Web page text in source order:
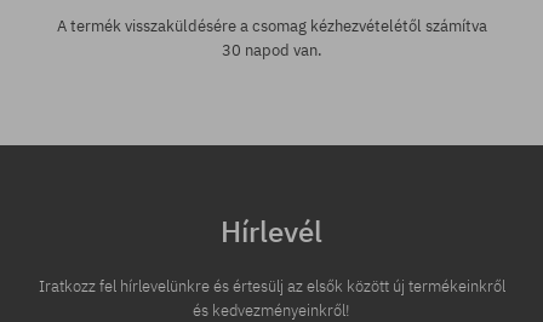
A termék visszaküldésére a csomag kézhezvételétől számítva
30 napod van.
Hírlevél
Iratkozz fel hírlevelünkre és értesülj az elsők között új termékeinkről
és kedvezményeinkről!